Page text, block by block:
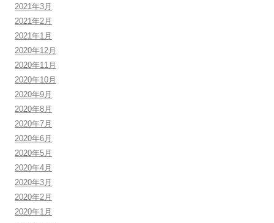
2021年3月
2021年2月
2021年1月
2020年12月
2020年11月
2020年10月
2020年9月
2020年8月
2020年7月
2020年6月
2020年5月
2020年4月
2020年3月
2020年2月
2020年1月